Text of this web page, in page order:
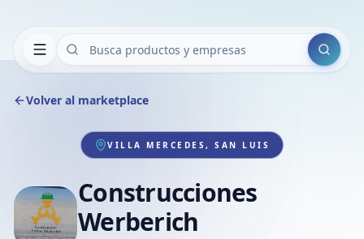
Buscar
Volver al marketplace
VILLA MERCEDES, SAN LUIS
Construcciones
Werberich